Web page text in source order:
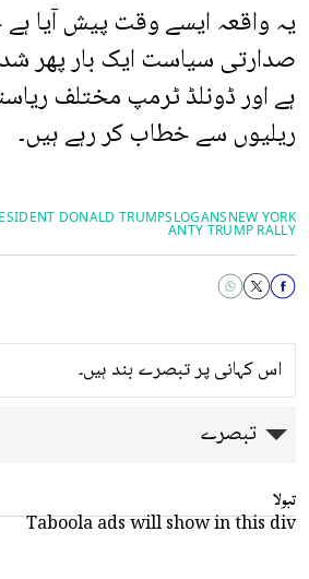
یہ واقعہ ایسے وقت پیش آیا
صدارتی سیاست ایک بار پھر
ہے اور ڈونلڈ ٹرمپ مختلف
ریلیوں سے خطاب کر رہے ہیں۔
NEW YORK
SLOGANS
DONALD TRUMP
ANTY TRUMP RALLY
اس کہانی پر تبصرے بند ہیں۔
تبصرے
تبولا
Taboola ads will show in this div